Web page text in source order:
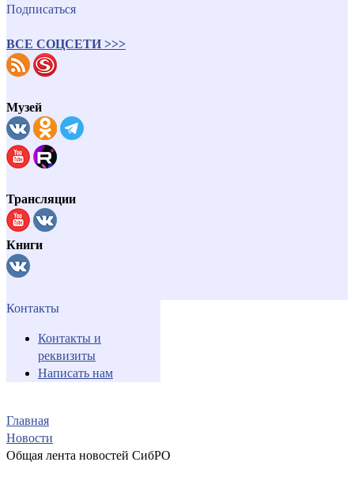
Подписаться
ВСЕ СОЦСЕТИ >>>
Музей
Трансляции
Книги
Контакты
Контакты и
реквизиты
Написать нам
Главная
Новости
Общая лента новостей СибРО